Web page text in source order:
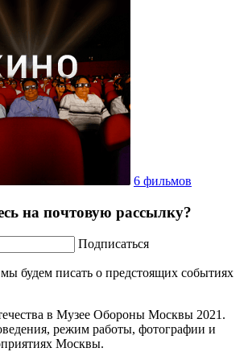
6 фильмов
на почтовую рассылку?
Подписаться
будем писать о предстоящих событиях
в Музее Обороны Москвы 2021.
режим работы, фотографии и
Москвы.